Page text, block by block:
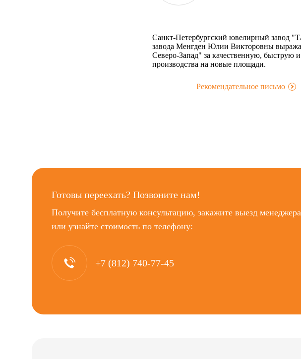
Санкт-Петербургский ювелирный завод
завода Менгден Юлии Викторовны
Северо-Запад" за качественную, быструю
производства на новые площади.
Рекомендательное письмо .
Готовы переехать? Позвоните нам!
Получите бесплатную консультацию, закажите выезд менеджера
или узнайте стоимость по телефону:
+7 (812) 740-77-45